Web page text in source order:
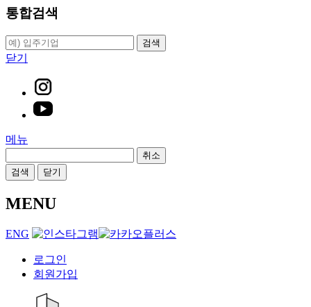
통합검색
검색
닫기
메뉴
취소
검색
닫기
MENU
ENG
로그인
회원가입